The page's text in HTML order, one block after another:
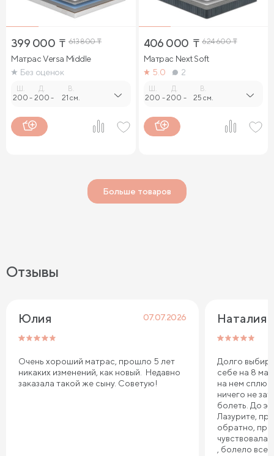
399 000 ₸ 613 800₸
Матрас Versa Middle
Без оценок
Ш.
200 -
Д.
200 -
В.
21 см.
406 000 ₸ 624 600₸
Матрас Next Soft
5.0
2
Ш.
200 -
Д.
200 -
В.
25 см.
Больше товаров
Отзывы
Юлия 07.07.2026
Очень хороший матрас, прошло 5 лет
никаких изменений, как новый. Недавно
заказала такой же сыну. Советую!
Наталия
Долго
себе на 8
на нем сплю.
ничего не
болеть. До
Лазурите,
обратно,
чувствовала
, болело все